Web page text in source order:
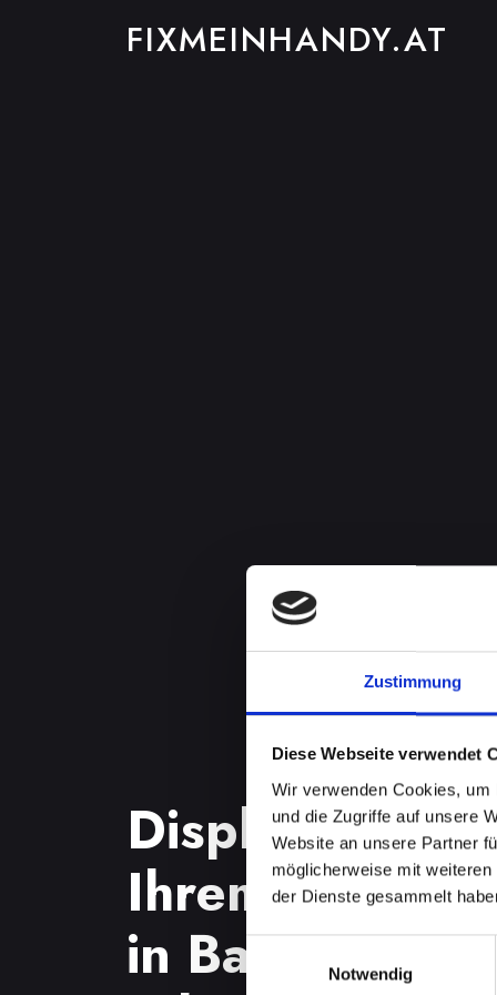
Zustimmung
Diese Webseite verwendet
Wir verwenden Cookies,
und die Zugriffe auf unsere
Website an unsere Partner
möglicherweise mit
der Dienste gesammelt
Einwilligungsauswahl
Notwendig
FIXMEINHANDY.AT
Ihrem
in Bad-